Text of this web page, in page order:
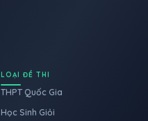
LOẠI ĐỀ THI
THPT Quốc Gia
Học Sinh Giỏi